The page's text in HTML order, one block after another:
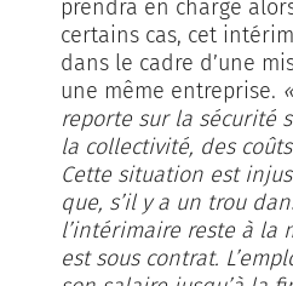
prendra en charge
certains cas, cet
dans le cadre d’une
une même entreprise.
reporte sur la sécurité
la collectivité, des
Cette situation est
que, s’il y a un trou
l’intérimaire reste à la
est sous contrat.